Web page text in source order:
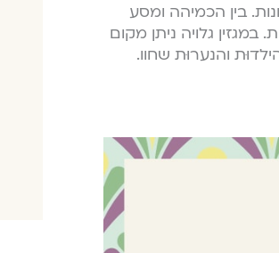
בין הכמיהה ומסע
גלויה ניתן מקום
והנערוּת שחוו.